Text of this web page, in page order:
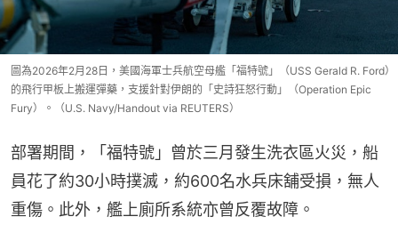
圖為2026年2月28日，美國海軍士兵航空母艦「福特號」（USS Gerald R. Ford）
的飛行甲板上搬運彈藥，支援針對伊朗的「史詩狂怒行動」（Operation Epic
Fury）。（U.S. Navy/Handout via REUTERS）
部署期間，「福特號」曾於三月發生洗衣區火災，船
員花了約30小時撲滅，約600名水兵床舖受損，無人
重傷。此外，艦上廁所系統亦曾反覆故障。